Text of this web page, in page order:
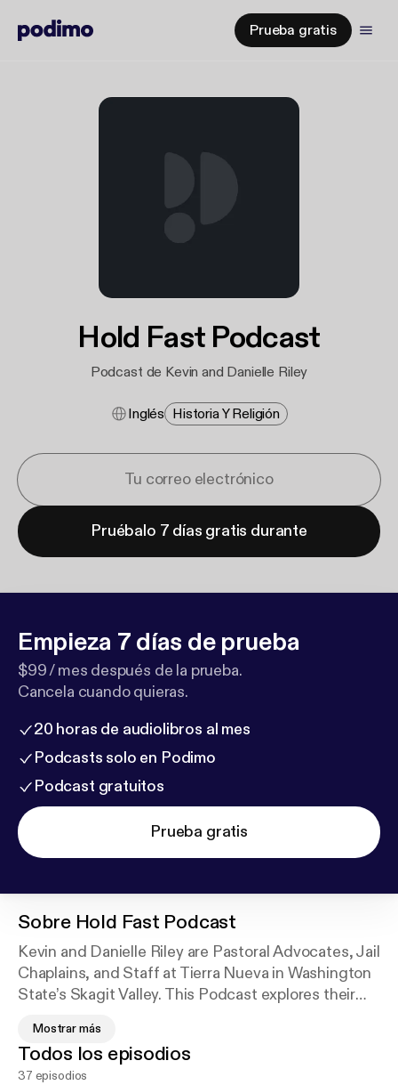
Prueba gratis
Hold Fast Podcast
Podcast de Kevin and Danielle Riley
Inglés Historia Y Religión
Pruébalo 7 días gratis durante
Empieza 7 días de prueba
$99 / mes después de la prueba.
Cancela cuando quieras.
20 horas de audiolibros al mes
Podcasts solo en Podimo
Podcast gratuitos
Prueba gratis
Sobre Hold Fast Podcast
Kevin and Danielle Riley are Pastoral Advocates, Jail
Chaplains, and Staff at Tierra Nueva in Washington
State’s Skagit Valley. This Podcast explores their
addiction, trauma, homelessness, and incarceration
into recovery, grace, and atonement in Jesus Christ.
Mostrar más
Todos los episodios
37 episodios